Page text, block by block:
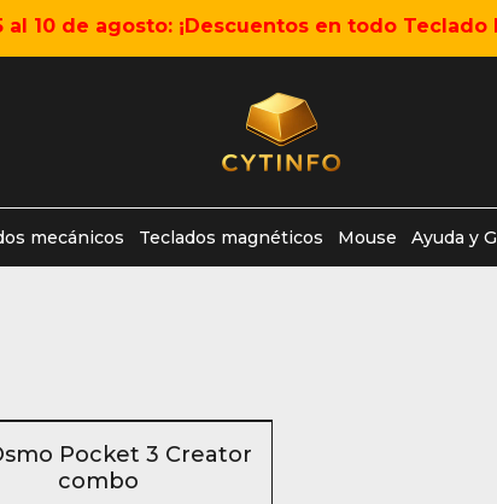
al 10 de agosto: ¡Descuentos en todo
mecánicos Teclados magnéticos Mouse Ayuda y
Pocket 3 Creator
combo